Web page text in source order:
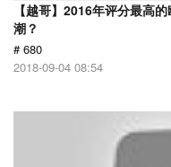
【越哥】2016年评分最高
潮？
# 680
2018-09-04 08:54